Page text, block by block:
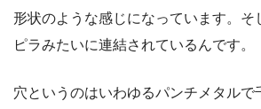
形状のような感じになっています。そ
ピラみたいに連結されているんです。
穴というのはいわゆるパンチメタルで